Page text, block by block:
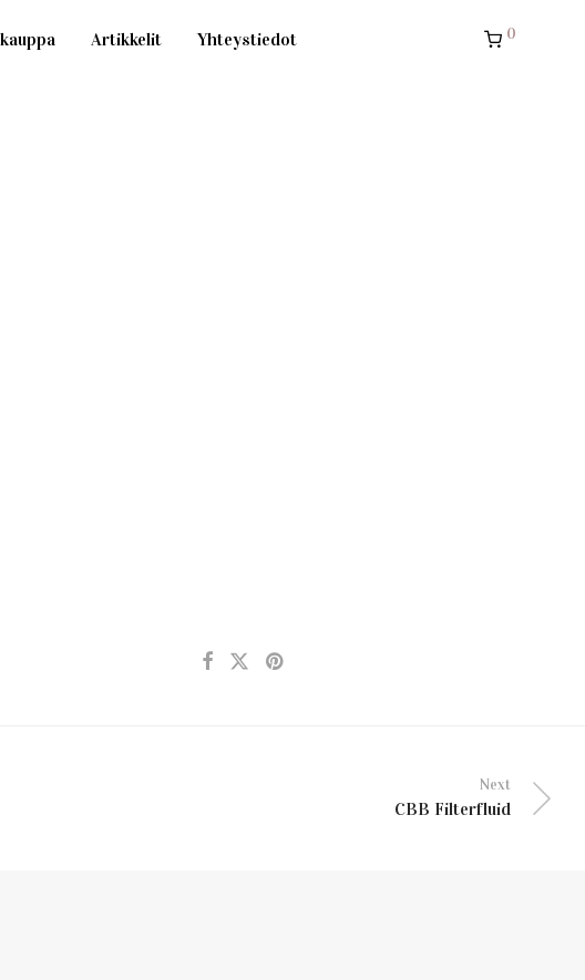
Artikkelit Yhteystiedot 0
Next
CBB Filterfluid